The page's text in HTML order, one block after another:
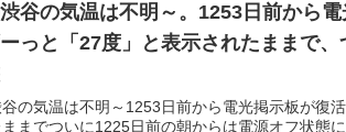
谷の気温は不明～。1253日前から
っと「27度」と表示されたままで
の気温は不明～1253日前から電光掲示板が復
までついに1225日前の朝からは電源オフ状態